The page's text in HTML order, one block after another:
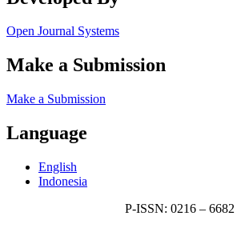
Open Journal Systems
Make a Submission
Make a Submission
Language
English
Indonesia
P-ISSN: 0216 – 6682